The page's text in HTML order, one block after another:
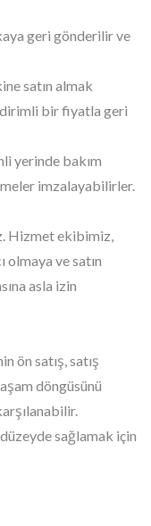
geri gönderilir ve
satın almak
bir fiyatla geri
yerinde bakım
imzalayabilirler.
Hizmet ekibimiz,
olmaya ve satın
asla izin
ön satış, satış
döngüsünü
sağlamak için